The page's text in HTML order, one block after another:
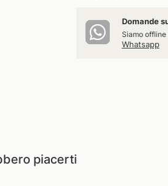
Domande
Siamo
Whatsapp
piacerti